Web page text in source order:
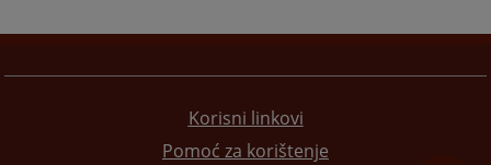
Korisni linkovi
Pomoć za korištenje